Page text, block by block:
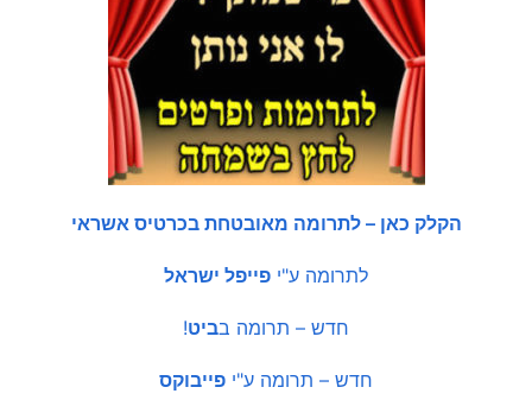
הקלק כאן – לתרומה מאובטחת בכרטיס אשראי
לתרומה ע"י פייפל ישראל
חדש – תרומה בביט!
חדש – תרומה ע"י פייבוקס